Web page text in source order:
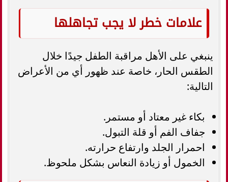
علامات خطر لا يجب تجاهلها
ينبغي على الأهل مراقبة الطفل جيدًا خلال
الطقس الحار، خاصة عند ظهور أي من الأعراض
التالية:
بكاء غير معتاد أو مستمر.
جفاف الفم أو قلة التبول.
احمرار الجلد وارتفاع حرارته.
الخمول أو زيادة النعاس بشكل ملحوظ.